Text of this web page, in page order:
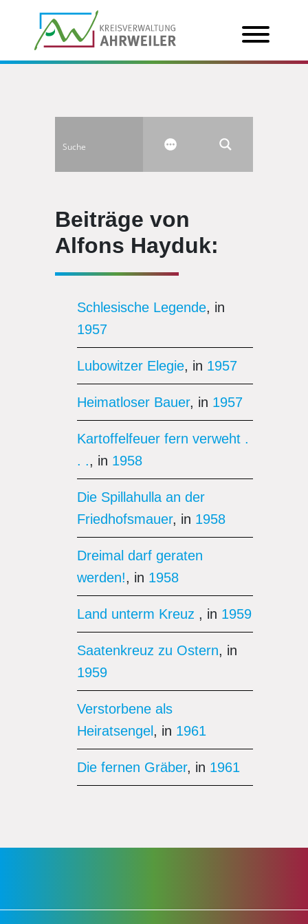
Beiträge von
Alfons Hayduk:
Schlesische Legende, in
1957
Lubowitzer Elegie, in 1957
Heimatloser Bauer, in 1957
Kartoffelfeuer fern verweht .
. ., in 1958
Die Spillahulla an der
Friedhofsmauer, in 1958
Dreimal darf geraten
werden!, in 1958
Land unterm Kreuz , in 1959
Saatenkreuz zu Ostern, in
1959
Verstorbene als
Heiratsengel , in 1961
Die fernen Gräber, in 1961